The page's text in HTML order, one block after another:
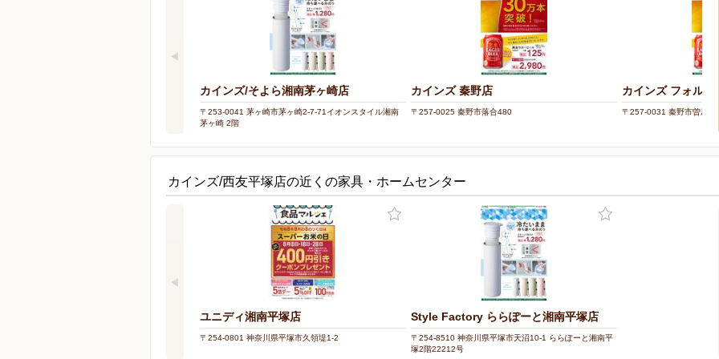
カインズ/そよら湘南茅ヶ崎店
〒253-0041 茅ヶ崎市茅ヶ崎2-7-71イオンスタイル湘南
茅ヶ崎 2階
カインズ 秦野店
〒257-0025 秦野市落合480
カインズ フォルテ
〒257-0031 秦野市曽屋
カインズ/西友平塚店の近くの家具・ホームセンター
ユニディ湘南平塚店
〒254-0801 神奈川県平塚市久領堤1-2
Style Factory ららぽーと湘南平塚店
〒254-8510 神奈川県平塚市天沼10-1 ららぽーと湘南平
塚2階22212号